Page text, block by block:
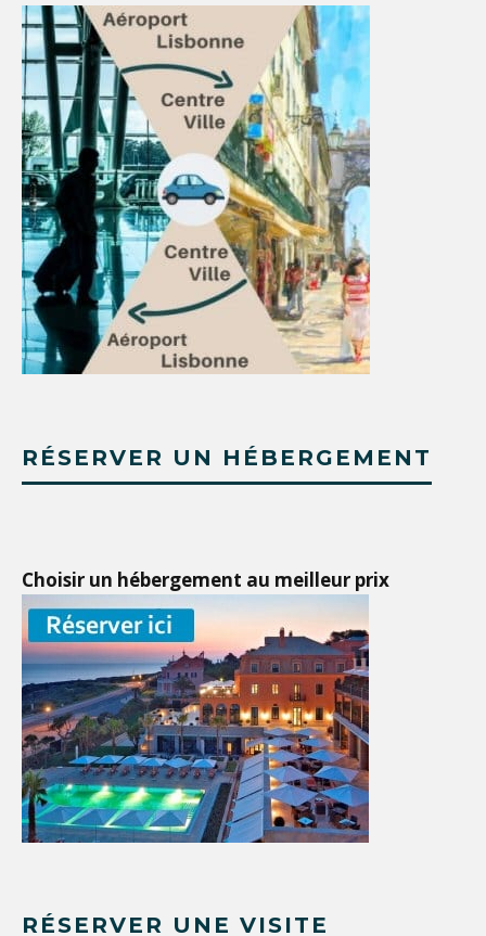
RÉSERVER UN HÉBERGEMENT
Choisir un hébergement au meilleur prix
RÉSERVER UNE VISITE